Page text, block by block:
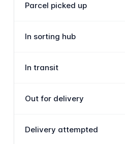
Parcel picked up
In sorting hub
In transit
Out for delivery
Delivery attempted